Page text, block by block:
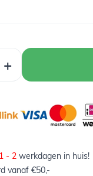
+
1 - 2 werkdagen in huis!
vanaf €50,-